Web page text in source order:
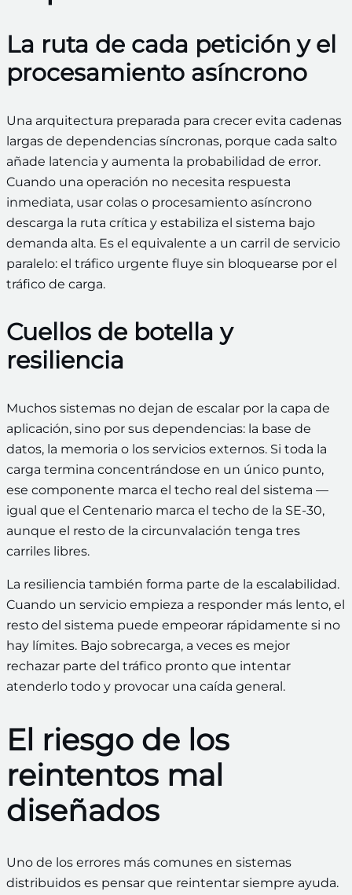
La ruta de cada petición y el
procesamiento asíncrono
Una arquitectura preparada para crecer evita cadenas
largas de dependencias síncronas, porque cada salto
añade latencia y aumenta la probabilidad de error.
Cuando una operación no necesita respuesta
inmediata, usar colas o procesamiento asíncrono
descarga la ruta crítica y estabiliza el sistema bajo
demanda alta. Es el equivalente a un carril de servicio
paralelo: el tráfico urgente fluye sin bloquearse por el
tráfico de carga.
Cuellos de botella y
resiliencia
Muchos sistemas no dejan de escalar por la capa de
aplicación, sino por sus dependencias: la base de
datos, la memoria o los servicios externos. Si toda la
carga termina concentrándose en un único punto,
ese componente marca el techo real del sistema —
igual que el Centenario marca el techo de la SE-30,
aunque el resto de la circunvalación tenga tres
carriles libres.
La resiliencia también forma parte de la escalabilidad.
Cuando un servicio empieza a responder más lento, el
resto del sistema puede empeorar rápidamente si no
hay límites. Bajo sobrecarga, a veces es mejor
rechazar parte del tráfico pronto que intentar
atenderlo todo y provocar una caída general.
El riesgo de los
reintentos mal
diseñados
Uno de los errores más comunes en sistemas
distribuidos es pensar que reintentar siempre ayuda.